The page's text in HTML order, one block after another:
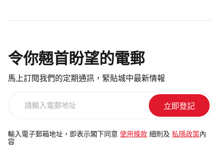
令你翹首盼望的電郵
馬上訂閱我們的定期通訊，緊貼城中最新情報
電
郵
輸入電子郵箱地址，即表示閣下同意 使用條款 細則及 私隱政策內
容